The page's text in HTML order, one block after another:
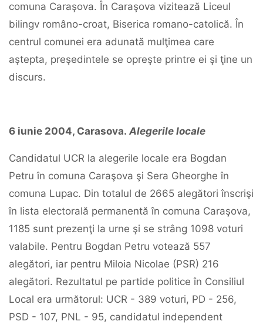
comuna Caraşova. În Caraşova vizitează Liceul
bilingv româno-croat, Biserica romano-catolică. În
centrul comunei era adunată mulţimea care
aştepta, preşedintele se opreşte printre ei şi ţine un
discurs.
6 iunie 2004, Carasova. Alegerile locale
Candidatul UCR la alegerile locale era Bogdan
Petru în comuna Caraşova şi Sera Gheorghe în
comuna Lupac. Din totalul de 2665 alegători înscrişi
în lista electorală permanentă în comuna Caraşova,
1185 sunt prezenţi la urne şi se strâng 1098 voturi
valabile. Pentru Bogdan Petru votează 557
alegători, iar pentru Miloia Nicolae (PSR) 216
alegători. Rezultatul pe partide politice în Consiliul
Local era următorul: UCR - 389 voturi, PD - 256,
PSD - 107, PNL - 95, candidatul independent